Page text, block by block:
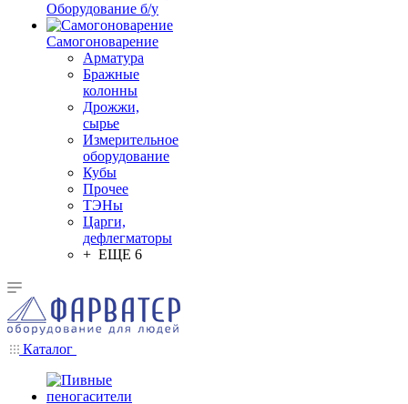
Оборудование б/у
Самогоноварение
Арматура
Бражные
колонны
Дрожжи,
сырье
Измерительное
оборудование
Кубы
Прочее
ТЭНы
Царги,
дефлегматоры
+ ЕЩЕ 6
Каталог